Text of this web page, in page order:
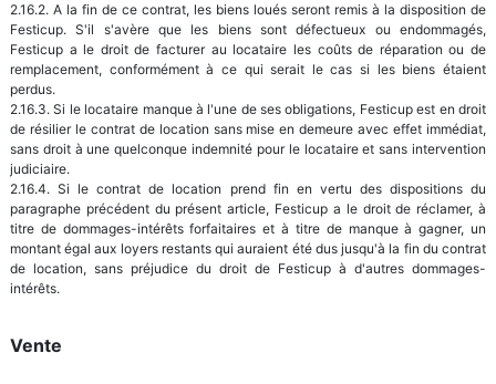
2.16.2. A la fin de ce contrat, les biens loués seront remis à la disposition de
Festicup. S'il s'avère que les biens sont défectueux ou endommagés,
Festicup a le droit de facturer au locataire les coûts de réparation ou de
remplacement, conformément à ce qui serait le cas si les biens étaient
perdus.
2.16.3. Si le locataire manque à l'une de ses obligations, Festicup est en droit
de résilier le contrat de location sans mise en demeure avec effet immédiat,
sans droit à une quelconque indemnité pour le locataire et sans intervention
judiciaire.
2.16.4. Si le contrat de location prend fin en vertu des dispositions du
paragraphe précédent du présent article, Festicup a le droit de réclamer, à
titre de dommages-intérêts forfaitaires et à titre de manque à gagner, un
montant égal aux loyers restants qui auraient été dus jusqu'à la fin du contrat
de location, sans préjudice du droit de Festicup à d'autres dommages-
intérêts.
Vente